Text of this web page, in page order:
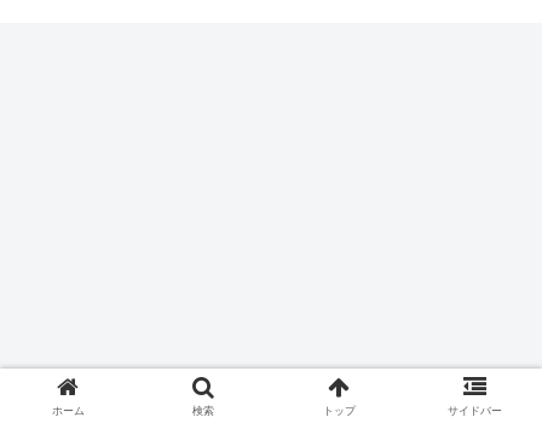
ホーム 検索 トップ サイドバー